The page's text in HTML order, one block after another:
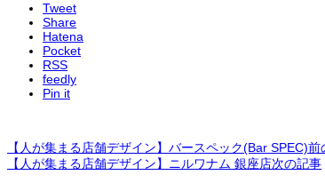
Tweet
Share
Hatena
Pocket
RSS
feedly
Pin it
【人が集まる店舗デザイン】バースペック(Bar SPEC)前
【人が集まる店舗デザイン】ニルワナム 銀座店次の記事